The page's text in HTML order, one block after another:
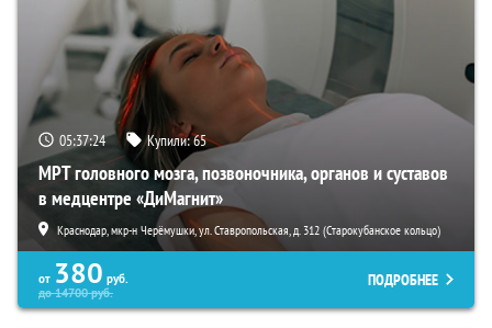
05:37:23 Купили:65
МРТ головного мозга, позвоночника, органов и суставов
в медцентре «ДиМагнит»
Краснодар, мкр-н Черёмушки, ул. Ставропольская, д. 312 (Старокубанское кольцо)
от 380 руб.
до14700руб.
ПОДРОБНЕЕ